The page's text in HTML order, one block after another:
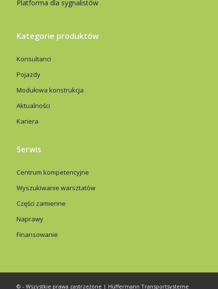
Platforma dla sygnalistów
Kategorie produktów
Konsultanci
Pojazdy
Modułowa konstrukcja
Aktualności
Kariera
Serwis
Centrum kompetencyjne
Wyszukiwanie warsztatów
Części zamienne
Naprawy
Finansowanie
© - Wszystkie prawa zastrzeżone | Hüffermann Transportsysteme